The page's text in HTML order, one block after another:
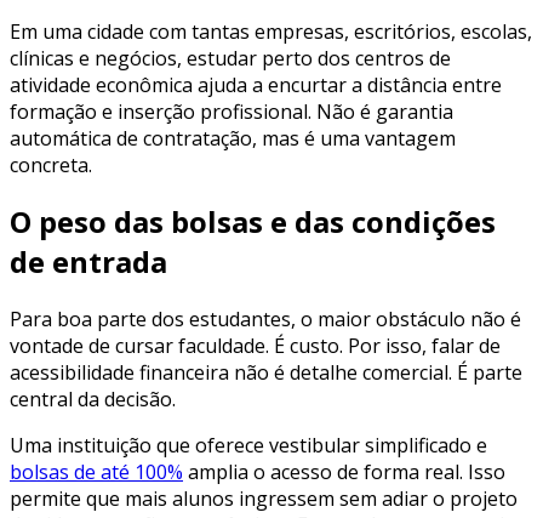
Em uma cidade com tantas empresas, escritórios, escolas,
clínicas e negócios, estudar perto dos centros de
atividade econômica ajuda a encurtar a distância entre
formação e inserção profissional. Não é garantia
automática de contratação, mas é uma vantagem
concreta.
O peso das bolsas e das condições
de entrada
Para boa parte dos estudantes, o maior obstáculo não é
vontade de cursar faculdade. É custo. Por isso, falar de
acessibilidade financeira não é detalhe comercial. É parte
central da decisão.
Uma instituição que oferece vestibular simplificado e
bolsas de até 100% amplia o acesso de forma real. Isso
permite que mais alunos ingressem sem adiar o projeto